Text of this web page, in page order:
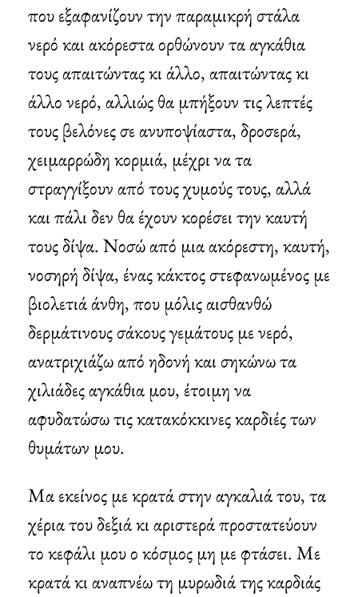
που εξαφανίζουν την παραμικρή στάλα
νερό και ακόρεστα ορθώνουν τα αγκάθια
τους απαιτώντας κι άλλο, απαιτώντας κι
άλλο νερό, αλλιώς θα μπήξουν τις λεπτές
τους βελόνες σε ανυποψίαστα, δροσερά,
χειμαρρώδη κορμιά, μέχρι να τα
στραγγίξουν από τους χυμούς τους, αλλά
και πάλι δεν θα έχουν κορέσει την καυτή
τους δίψα. Νοσώ από μια ακόρεστη, καυτή,
νοσηρή δίψα, ένας κάκτος στεφανωμένος με
βιολετιά άνθη, που μόλις αισθανθώ
δερμάτινους σάκους γεμάτους με νερό,
ανατριχιάζω από ηδονή και σηκώνω τα
χιλιάδες αγκάθια μου, έτοιμη να
αφυδατώσω τις κατακόκκινες καρδιές των
θυμάτων μου.
Μα εκείνος με κρατά στην αγκαλιά του, τα
χέρια του δεξιά κι αριστερά προστατεύουν
το κεφάλι μου ο κόσμος μη με φτάσει. Με
κρατά κι αναπνέω τη μυρωδιά της καρδιάς